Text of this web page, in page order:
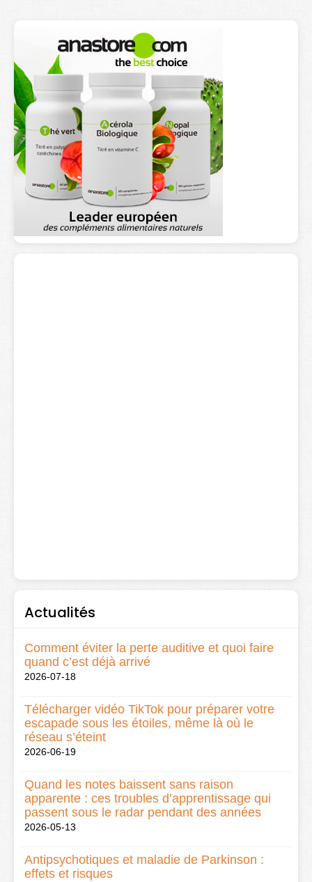
Actualités
Comment éviter la perte auditive et quoi faire
quand c’est déjà arrivé
2026-07-18
Télécharger vidéo TikTok pour préparer votre
escapade sous les étoiles, même là où le
réseau s’éteint
2026-06-19
Quand les notes baissent sans raison
apparente : ces troubles d’apprentissage qui
passent sous le radar pendant des années
2026-05-13
Antipsychotiques et maladie de Parkinson :
effets et risques